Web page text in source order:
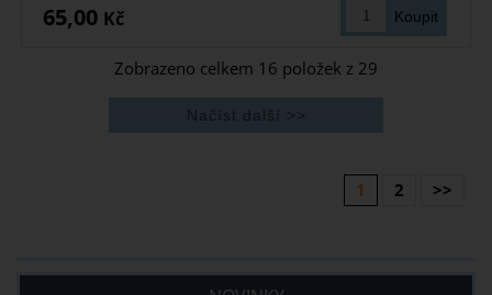
65,00 Kč
Zobrazeno celkem 16 položek z 29
1 2 >>